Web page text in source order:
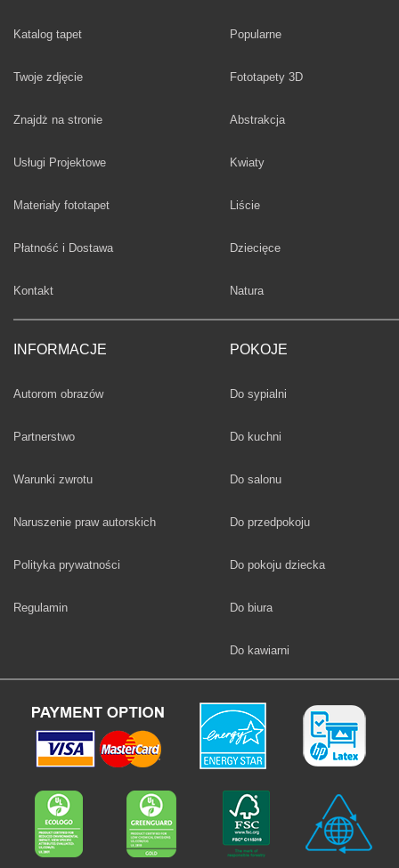
Katalog tapet
Twoje zdjęcie
Znajdż na stronie
Usługi Projektowe
Materiały fototapet
Płatność i Dostawa
Kontakt
INFORMACJE
Autorom obrazów
Partnerstwo
Warunki zwrotu
Naruszenie praw autorskich
Polityka prywatności
Regulamin
Fototapety
Popularne
Fototapety 3D
Fototapety
Abstrakcja
Fototapety
Kwiaty
Fototapety
Liście
Fototapety
Dziecięce
Fototapety
Natura
POKOJE
Fototapety
Do sypialni
Fototapety
Do kuchni
Fototapety
Do salonu
Fototapety
Do przedpokoju
Fototapety
Do pokoju dziecka
Fototapety
Do biura
Fototapety
Do kawiarni